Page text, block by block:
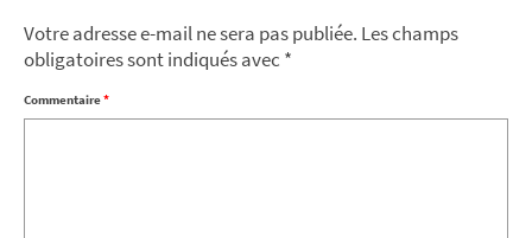
Votre adresse e-mail ne sera pas publiée. Les champs
obligatoires sont indiqués avec *
Commentaire*